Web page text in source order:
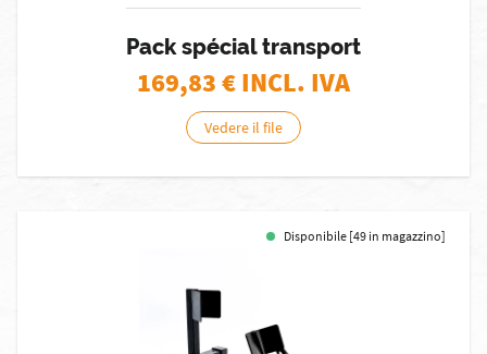
Pack spécial transport
169,83€ INCL. IVA
Vedere il file
Disponibile [49 in magazzino]